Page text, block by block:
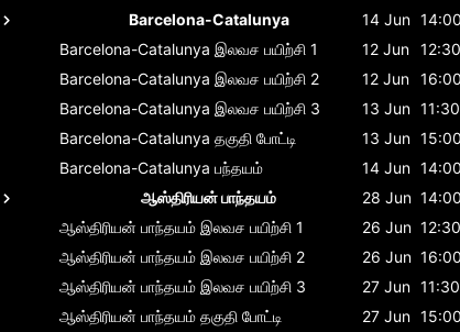
Barcelona-Catalunya
14 Jun 14:00
Barcelona-Catalunya இலவச பயிற்சி 1 12 Jun 12:30
Barcelona-Catalunya இலவச பயிற்சி 2 12 Jun 16:00
Barcelona-Catalunya இலவச பயிற்சி 3 13 Jun 11:30
Barcelona-Catalunya தகுதி போட்டி 13 Jun 15:00
Barcelona-Catalunya பந்தயம் 14 Jun 14:00
ஆஸ்திரியன் பாந்தயம்
28 Jun 14:00
ஆஸ்திரியன் பாந்தயம் இலவச பயிற்சி 1 26 Jun 12:30
ஆஸ்திரியன் பாந்தயம் இலவச பயிற்சி 2 26 Jun 16:00
ஆஸ்திரியன் பாந்தயம் இலவச பயிற்சி 3 27 Jun 11:30
ஆஸ்திரியன் பாந்தயம் தகுதி போட்டி 27 Jun 15:00